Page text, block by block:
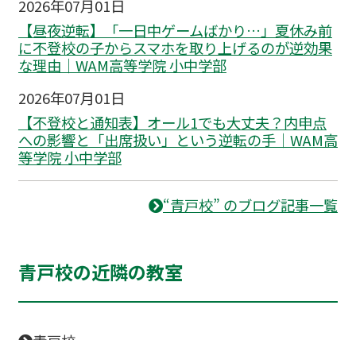
2026年07月01日
【昼夜逆転】「一日中ゲームばかり…」夏休み前
に不登校の子からスマホを取り上げるのが逆効果
な理由｜WAM高等学院 小中学部
2026年07月01日
【不登校と通知表】オール1でも大丈夫？内申点
への影響と「出席扱い」という逆転の手｜WAM高
等学院 小中学部
“青戸校” のブログ記事一覧
青戸校の近隣の教室